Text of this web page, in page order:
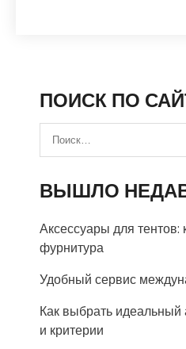
ПОИСК ПО
ВЫШЛО
Аксессуары для тентов:
фурнитура
Удобный сервис
Как выбрать идеальный
и критерии